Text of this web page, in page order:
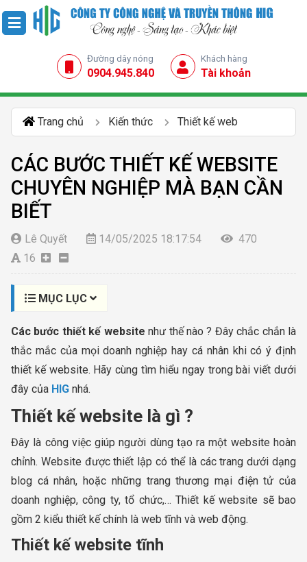
Đường dây nóng
0904.945.840
Khách hàng
Tài khoản
Trang chủ Kiến thức Thiết kế web
CÁC BƯỚC THIẾT KẾ WEBSITE
CHUYÊN NGHIỆP MÀ BẠN CẦN
BIẾT
Lê Quyết 14/05/2025 18:17:54
470
16
MỤC LỤC
Các bước thiết kế website như thế nào ? Đây chắc chắn là
thắc mắc của mọi doanh nghiệp hay cá nhân khi có ý định
thiết kế website. Hãy cùng tìm hiểu ngay trong bài viết dưới
đây của HIG nhá.
Thiết kế website là gì ?
Đây là công việc giúp người dùng tạo ra một website hoàn
chỉnh. Website được thiết lập có thể là các trang dưới dạng
blog cá nhân, hoặc những trang thương mại điện tử của
doanh nghiệp, công ty, tổ chức,… Thiết kế website sẽ bao
gồm 2 kiểu thiết kế chính là web tĩnh và web động.
Thiết kế website tĩnh